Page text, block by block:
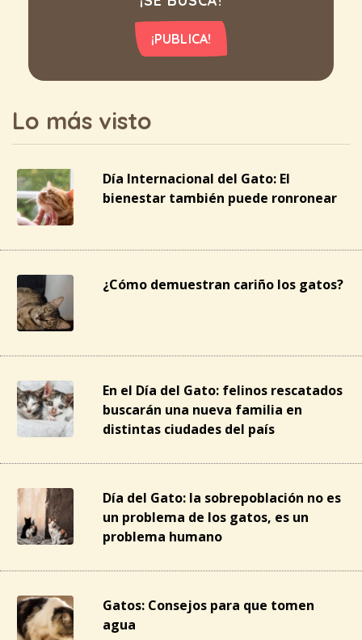
¡PUBLICA!
Lo más visto
Día Internacional del Gato: El
bienestar también puede ronronear
¿Cómo demuestran cariño los gatos?
En el Día del Gato: felinos rescatados
buscarán una nueva familia en
distintas ciudades del país
Día del Gato: la sobrepoblación no es
un problema de los gatos, es un
problema humano
Gatos: Consejos para que tomen
agua